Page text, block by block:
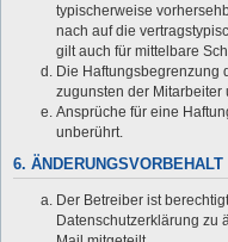
typischerweise
nach auf die
gilt auch für mittelbare
Die Haftungsbegrenzung
zugunsten der Mitarbeiter
Ansprüche für eine
unberührt.
6. ÄNDERUNGSVORBEHALT
Der Betreiber ist
Datenschutzerklärung zu